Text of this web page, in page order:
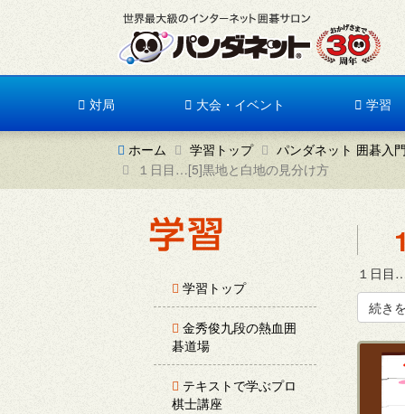
対局 大会・イベント 学習
ホーム 学習トップ
パンダネット 囲碁入
１日目…[5]黒地と白地の見分け方
学習トップ
金秀俊九段の熱血囲
碁道場
テキストで学ぶプロ
棋士講座
１日目
続き